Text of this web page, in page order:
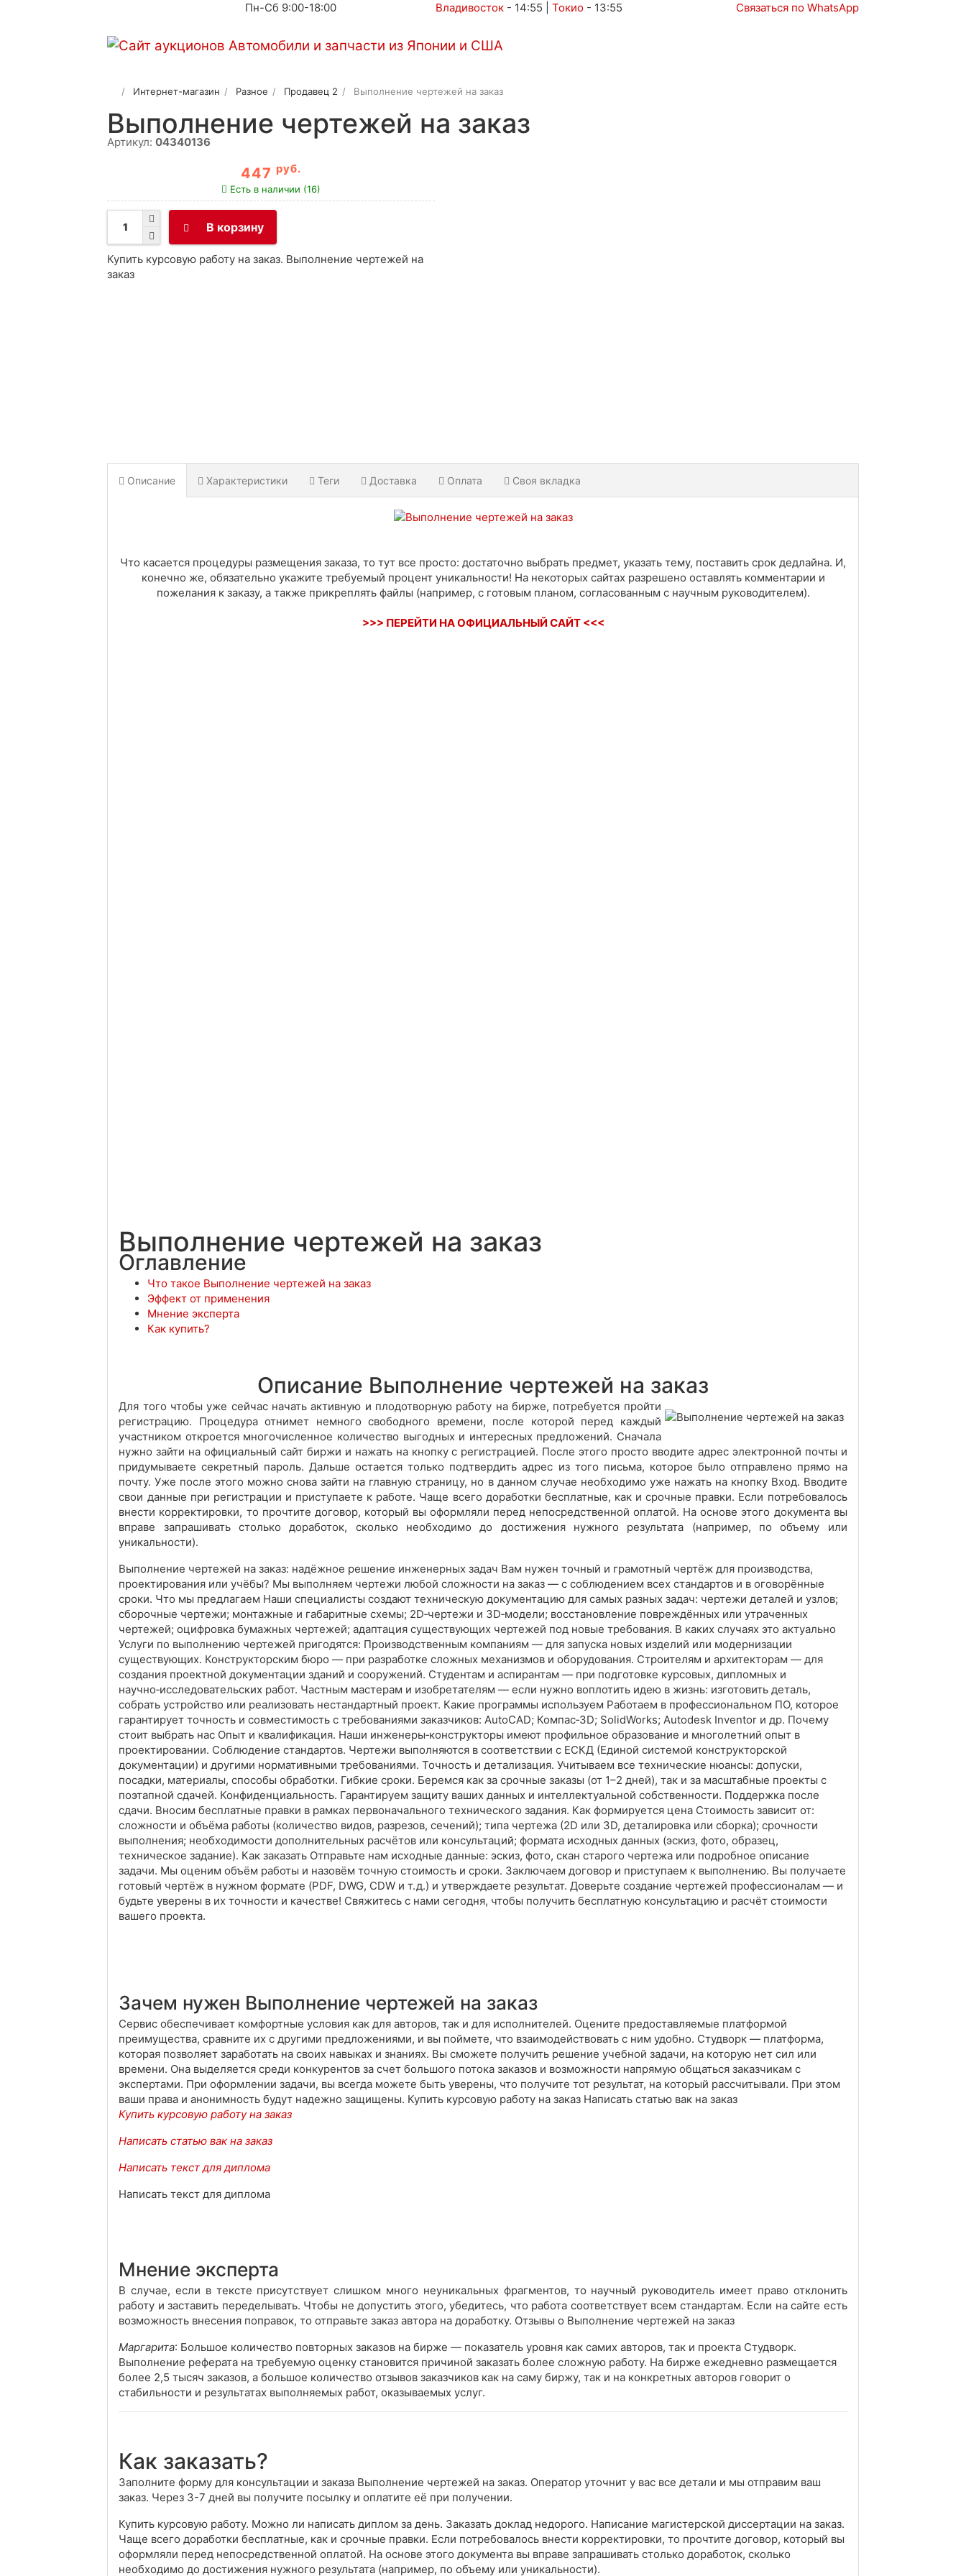
Пн-Сб 9:00-18:00 Владивосток - 14:55 |Токио - 13:55
Связаться по WhatsApp
Интернет-магазин Разное Продавец 2 Выполнение чертежей на заказ
Выполнение чертежей на заказ
Артикул:04340136
447 руб.
Есть в наличии (16)
В корзину
Купить курсовую работу на заказ. Выполнение чертежей на
заказ
Описание Характеристики Теги Доставка Оплата Своя вкладка
Что касается процедуры размещения заказа, то тут все просто: достаточно выбрать предмет, указать тему, поставить срок дедлайна. И,
конечно же, обязательно укажите требуемый процент уникальности! На некоторых сайтах разрешено оставлять комментарии и
пожелания к заказу, а также прикреплять файлы (например, с готовым планом, согласованным с научным руководителем).
>>> ПЕРЕЙТИ НА ОФИЦИАЛЬНЫЙ САЙТ <<<
Выполнение чертежей на заказ
Оглавление
Что такое Выполнение чертежей на заказ
Эффект от применения
Мнение эксперта
Как купить?
Описание Выполнение чертежей на заказ
Для того чтобы уже сейчас начать активную и плодотворную работу на бирже, потребуется пройти
регистрацию. Процедура отнимет немного свободного времени, после которой перед каждый
участником откроется многочисленное количество выгодных и интересных предложений. Сначала
нужно зайти на официальный сайт биржи и нажать на кнопку с регистрацией. После этого просто вводите адрес электронной почты и
придумываете секретный пароль. Дальше остается только подтвердить адрес из того письма, которое было отправлено прямо на
почту. Уже после этого можно снова зайти на главную страницу, но в данном случае необходимо уже нажать на кнопку Вход. Вводите
свои данные при регистрации и приступаете к работе. Чаще всего доработки бесплатные, как и срочные правки. Если потребовалось
внести корректировки, то прочтите договор, который вы оформляли перед непосредственной оплатой. На основе этого документа вы
вправе запрашивать столько доработок, сколько необходимо до достижения нужного результата (например, по объему или
уникальности).
Выполнение чертежей на заказ: надёжное решение инженерных задач Вам нужен точный и грамотный чертёж для производства,
проектирования или учёбы? Мы выполняем чертежи любой сложности на заказ — с соблюдением всех стандартов и в оговорённые
сроки. Что мы предлагаем Наши специалисты создают техническую документацию для самых разных задач: чертежи деталей и узлов;
сборочные чертежи; монтажные и габаритные схемы; 2D‑чертежи и 3D‑модели; восстановление повреждённых или утраченных
чертежей; оцифровка бумажных чертежей; адаптация существующих чертежей под новые требования. В каких случаях это актуально
Услуги по выполнению чертежей пригодятся: Производственным компаниям — для запуска новых изделий или модернизации
существующих. Конструкторским бюро — при разработке сложных механизмов и оборудования. Строителям и архитекторам — для
создания проектной документации зданий и сооружений. Студентам и аспирантам — при подготовке курсовых, дипломных и
научно‑исследовательских работ. Частным мастерам и изобретателям — если нужно воплотить идею в жизнь: изготовить деталь,
собрать устройство или реализовать нестандартный проект. Какие программы используем Работаем в профессиональном ПО, которое
гарантирует точность и совместимость с требованиями заказчиков: AutoCAD; Компас‑3D; SolidWorks; Autodesk Inventor и др. Почему
стоит выбрать нас Опыт и квалификация. Наши инженеры‑конструкторы имеют профильное образование и многолетний опыт в
проектировании. Соблюдение стандартов. Чертежи выполняются в соответствии с ЕСКД (Единой системой конструкторской
документации) и другими нормативными требованиями. Точность и детализация. Учитываем все технические нюансы: допуски,
посадки, материалы, способы обработки. Гибкие сроки. Беремся как за срочные заказы (от 1–2 дней), так и за масштабные проекты с
поэтапной сдачей. Конфиденциальность. Гарантируем защиту ваших данных и интеллектуальной собственности. Поддержка после
сдачи. Вносим бесплатные правки в рамках первоначального технического задания. Как формируется цена Стоимость зависит от:
сложности и объёма работы (количество видов, разрезов, сечений); типа чертежа (2D или 3D, деталировка или сборка); срочности
выполнения; необходимости дополнительных расчётов или консультаций; формата исходных данных (эскиз, фото, образец,
техническое задание). Как заказать Отправьте нам исходные данные: эскиз, фото, скан старого чертежа или подробное описание
задачи. Мы оценим объём работы и назовём точную стоимость и сроки. Заключаем договор и приступаем к выполнению. Вы получаете
готовый чертёж в нужном формате (PDF, DWG, CDW и т. д.) и утверждаете результат. Доверьте создание чертежей профессионалам — и
будьте уверены в их точности и качестве! Свяжитесь с нами сегодня, чтобы получить бесплатную консультацию и расчёт стоимости
вашего проекта.
Зачем нужен Выполнение чертежей на заказ
Сервис обеспечивает комфортные условия как для авторов, так и для исполнителей. Оцените предоставляемые платформой
преимущества, сравните их с другими предложениями, и вы поймете, что взаимодействовать с ним удобно. Студворк — платформа,
которая позволяет заработать на своих навыках и знаниях. Вы сможете получить решение учебной задачи, на которую нет сил или
времени. Она выделяется среди конкурентов за счет большого потока заказов и возможности напрямую общаться заказчикам с
экспертами. При оформлении задачи, вы всегда можете быть уверены, что получите тот результат, на который рассчитывали. При этом
ваши права и анонимность будут надежно защищены. Купить курсовую работу на заказ Написать статью вак на заказ
Купить курсовую работу на заказ
Написать статью вак на заказ
Написать текст для диплома
Написать текст для диплома
Мнение эксперта
В случае, если в тексте присутствует слишком много неуникальных фрагментов, то научный руководитель имеет право отклонить
работу и заставить переделывать. Чтобы не допустить этого, убедитесь, что работа соответствует всем стандартам. Если на сайте есть
возможность внесения поправок, то отправьте заказ автора на доработку. Отзывы о Выполнение чертежей на заказ
Маргарита: Большое количество повторных заказов на бирже — показатель уровня как самих авторов, так и проекта Студворк.
Выполнение реферата на требуемую оценку становится причиной заказать более сложную работу. На бирже ежедневно размещается
более 2,5 тысяч заказов, а большое количество отзывов заказчиков как на саму биржу, так и на конкретных авторов говорит о
стабильности и результатах выполняемых работ, оказываемых услуг.
Как заказать?
Заполните форму для консультации и заказа Выполнение чертежей на заказ. Оператор уточнит у вас все детали и мы отправим ваш
заказ. Через 3-7 дней вы получите посылку и оплатите её при получении.
Купить курсовую работу. Можно ли написать диплом за день. Заказать доклад недорого. Написание магистерской диссертации на заказ.
Чаще всего доработки бесплатные, как и срочные правки. Если потребовалось внести корректировки, то прочтите договор, который вы
оформляли перед непосредственной оплатой. На основе этого документа вы вправе запрашивать столько доработок, сколько
необходимо до достижения нужного результата (например, по объему или уникальности).